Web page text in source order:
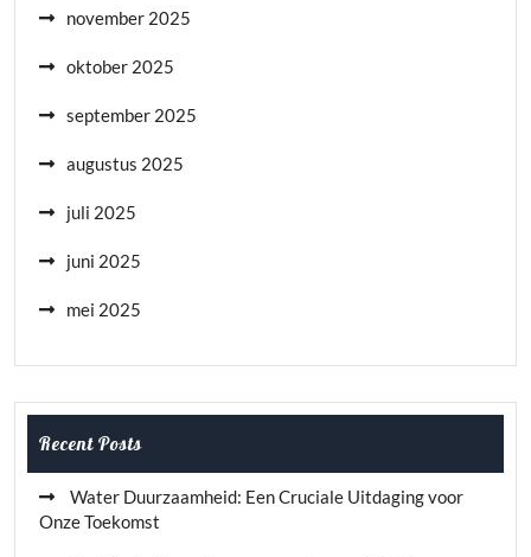
november 2025
oktober 2025
september 2025
augustus 2025
juli 2025
juni 2025
mei 2025
Recent Posts
Water Duurzaamheid: Een Cruciale Uitdaging voor
Onze Toekomst